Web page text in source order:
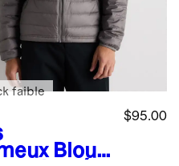
Blous
$95.00
faible